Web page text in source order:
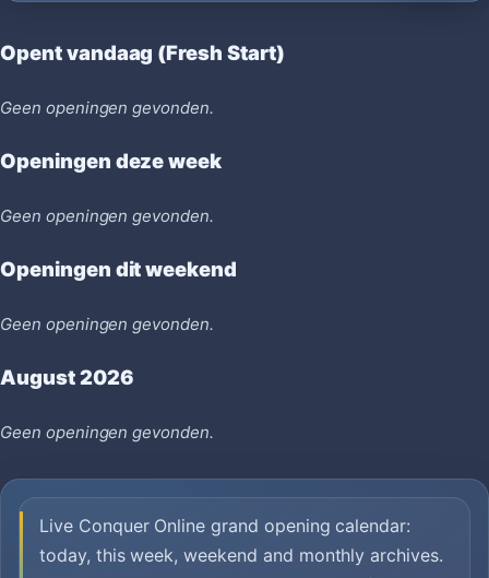
Opent vandaag (Fresh Start)
Geen openingen gevonden.
Openingen deze week
Geen openingen gevonden.
Openingen dit weekend
Geen openingen gevonden.
August 2026
Geen openingen gevonden.
Live Conquer Online grand opening calendar:
today, this week, weekend and monthly archives.